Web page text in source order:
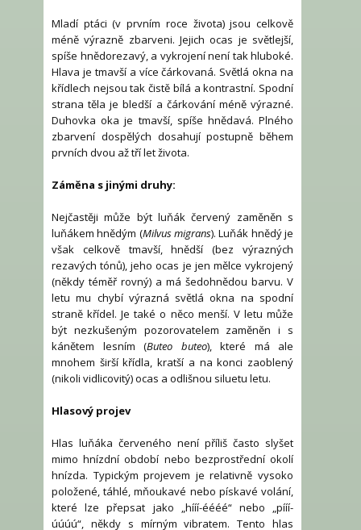
Mladí ptáci (v prvním roce života) jsou celkově
méně výrazně zbarveni. Jejich ocas je světlejší,
spíše hnědorezavý, a vykrojení není tak hluboké.
Hlava je tmavší a více čárkovaná. Světlá okna na
křídlech nejsou tak čistě bílá a kontrastní. Spodní
strana těla je bledší a čárkování méně výrazné.
Duhovka oka je tmavší, spíše hnědavá. Plného
zbarvení dospělých dosahují postupně během
prvních dvou až tří let života.
Záměna s jinými druhy:
Nejčastěji může být luňák červený zaměněn s
luňákem hnědým (Milvus migrans). Luňák hnědý je
však celkově tmavší, hnědší (bez výrazných
rezavých tónů), jeho ocas je jen mělce vykrojený
(někdy téměř rovný) a má šedohnědou barvu. V
letu mu chybí výrazná světlá okna na spodní
straně křídel. Je také o něco menší. V letu může
být nezkušeným pozorovatelem zaměněn i s
kánětem lesním (Buteo buteo), které má ale
mnohem širší křídla, kratší a na konci zaoblený
(nikoli vidlicovitý) ocas a odlišnou siluetu letu.
Hlasový projev
Hlas luňáka červeného není příliš často slyšet
mimo hnízdní období nebo bezprostřední okolí
hnízda. Typickým projevem je relativně vysoko
položené, táhlé, mňoukavé nebo pískavé volání,
které lze přepsat jako „hííí-éééé“ nebo „pííí-
úúúú“, někdy s mírným vibratem. Tento hlas